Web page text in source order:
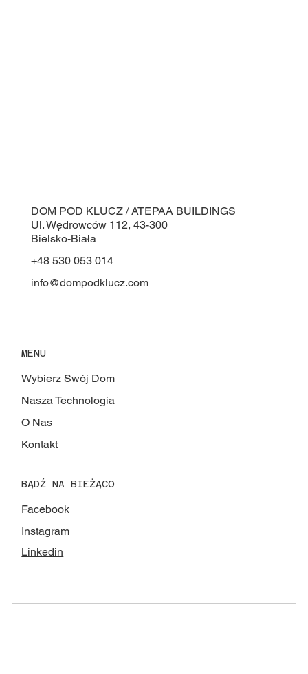
DOM POD KLUCZ / ATEPAA BUILDINGS
Ul. Wędrowców 112, 43-300
Bielsko-Biała
+48 530 053 014
info@dompodklucz.com
MENU
Wybierz Swój Dom
Nasza Technologia
O Nas
Kontakt
BĄDŹ NA BIEŻĄCO
Facebook
Instagram
Linkedin